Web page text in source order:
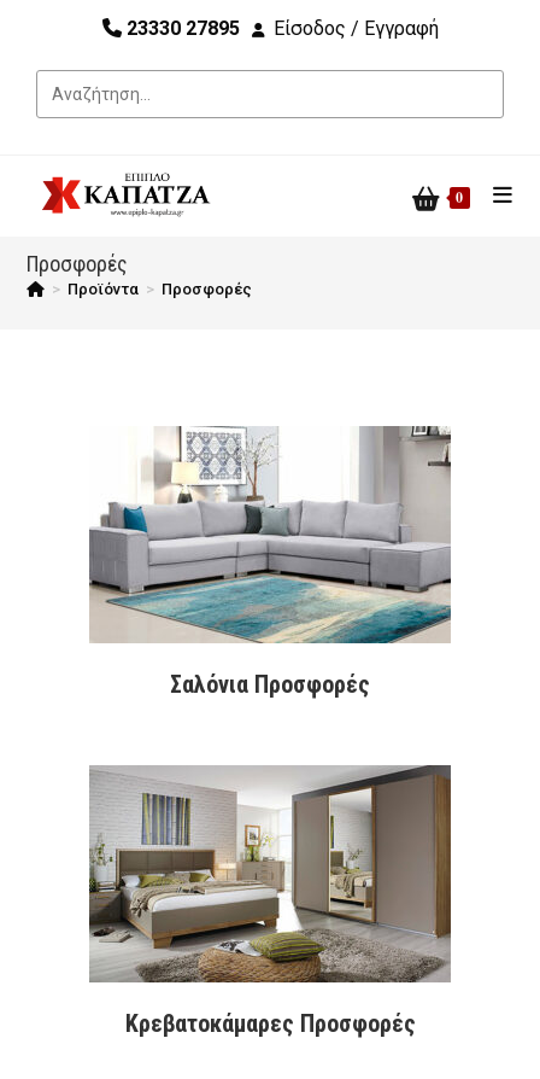
23330 27895 Είσοδος / Εγγραφή
0
Προσφορές
> Προϊόντα > Προσφορές
Σαλόνια Προσφορές
Κρεβατοκάμαρες Προσφορές